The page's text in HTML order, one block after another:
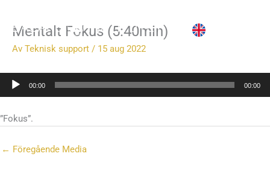
innehåll
Mentalt Fokus (5:40min)
Av Teknisk support / 15 aug 2022
Ljudspelare
00:00 00:00
”Fokus”.
← Föregående Media